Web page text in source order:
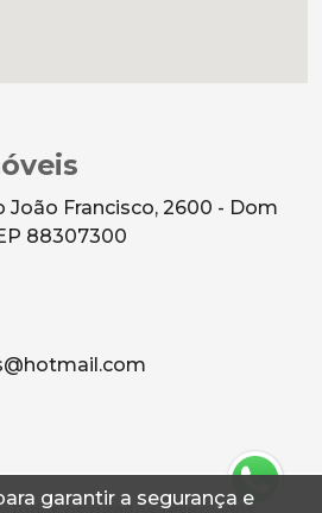
garantir a segurança e
João Francisco, 2600 - Dom
88307300